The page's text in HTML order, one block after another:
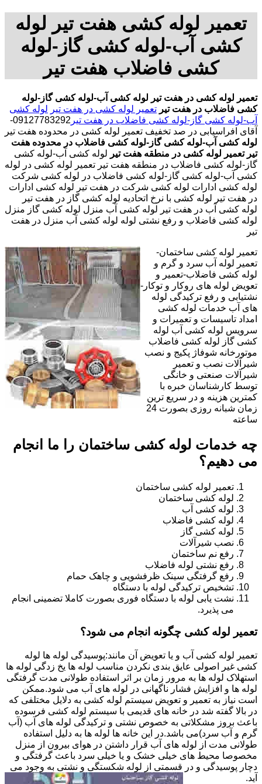
تعمیر لوله کشی هفت تیر لوله
کشی آب-لوله کشی گاز-لوله
کشی فاضلاب هفت تیر
تعمیر لوله کشی در هفت تیر لوله کشی آب-لوله کشی گاز-لوله
کشی فاضلاب در هفت تیر تعمیر لوله کشی در هفت تیر لوله کشی
آب-لوله کشی گاز-لوله کشی فاضلاب در هفت تیر
09127783292-
آقای افراسیابی در صد تخفیف تعمیر لوله کشی در محدوده هفت تیر
لوله کشی آب-لوله کشی گاز-لوله کشی فاضلاب در محدوده هفت
تیر تعمیر لوله کشی در منطقه هفت تیر لوله کشی آب-لوله کشی
گاز-لوله کشی فاضلاب در منطقه هفت تیر تعمیر لوله کشی در لوله
کشی آب-لوله کشی گاز-لوله کشی فاضلاب در لوله کشی شرکت
لوله کشی ادارات لوله کشی شرکت در هفت تیر لوله کشی ادارات
در هفت تیر لوله کشی با نرخ اتحادیه لوله کشی گاز در هفت تیر
لوله کشی آب در هفت تیر لوله کشی آب منزل لوله کشی گاز منزل
لوله کشی فاضلاب و رفع نشتی لوله لوله کشی آب منزل در هفت
تیر
تعمیر لوله کشی ساختمان-
تعمیر لوله آب سرد و گرم و
لوله کشی فاضلاب-تعمیر و
تعویض لوله های روکار و توکار-
نشتیابی و رفع ترکیدگی لوله
های آب خدمات لوله کشی
امداد تاسیسات و تعمیرات و
سرویس لوله کشی آب لوله
کشی گاز لوله کشی فاضلاب
موتورخانه شوفاژ پکیج و نصب
شیرآلات نصب و تعمیر
شیرآلات صنعتی و خانگی
توسط کارشناسان خبره با
کمترین هزینه و در سریع ترین
زمان شبانه روزی بصورت 24
ساعته
چه خدمات لوله کشی ساختمان را ما انجام
می دهیم؟
تعمیر لوله کشی ساختمان
لوله کشی ساختمان
لوله کشی آب
لوله کشی فاضلاب
لوله کشی گاز
نصب شیرآلات
رفع نم ساختمان
رفع نشتی لوله فاضلاب
رفع گرفتگی سینک ظرفشویی و چاهک حمام
تشخیص ترکیدگی لوله با دستگاه
نشت یابی لوله با دستگاه فوری بصورت کاملا تضمینی انجام
می پذیرد.
تعمیر لوله کشی چگونه انجام می شود؟
تعمیر لوله کشی آب و یا تعویض آن مانند:پوسیدگی لوله ها لوله
کشی غیر اصولی عایق بندی نکردن مناسب لوله ها یخ زدگی لوله ها
استهلاک لوله ها به مرور زمان بر اثر استفاده طولانی مدت گرفتگی
لوله ها و افزایش فشار ناگهانی در لوله های آب می شود.ممکن
است نیاز به تعمیر و تعویض سیستم لوله کشی به دلایل مختلفی که
در بالا گفته شد در خانه های قدیمی با سیستم لوله کشی فرسوده
باعث بروز مشکلاتی به خصوص نشتی و ترکیدگی لوله های آب (آب
گرم و آب سرد)می باشد.در این خانه ها لوله ها به دلیل استفاده
طولانی مدت از لوله های آب قرار داشتن در هوای بیرون از منزل
مخصوصا محیط های خیلی خشک و یا خیلی سرد باعث گرفتگی و
دچار پوسیدگی و در قسمتی از لوله شکستگی و نشتی به وجود می
آید.